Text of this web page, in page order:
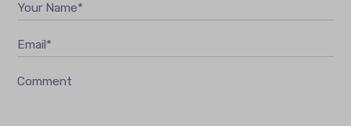
Your Name*
Email*
Comment